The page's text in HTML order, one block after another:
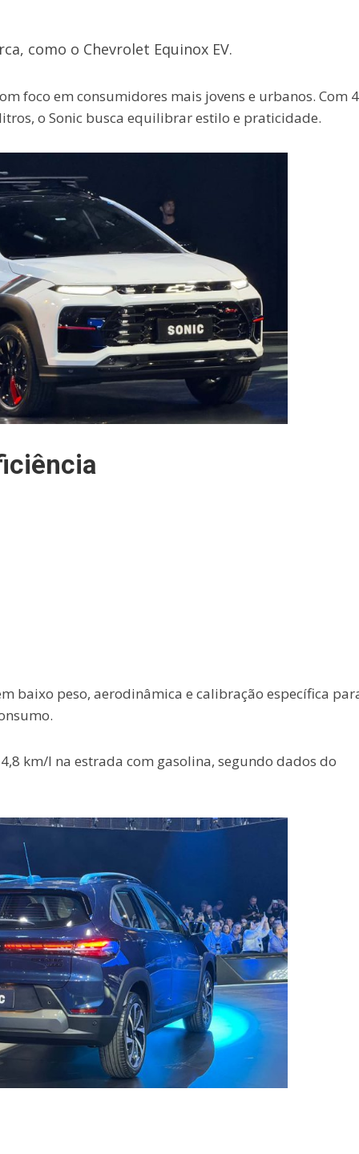
como o Chevrolet Equinox EV.
foco em consumidores mais jovens e urbanos. Com
o Sonic busca equilibrar estilo e praticidade.
baixo peso, aerodinâmica e calibração específica
km/l na estrada com gasolina, segundo dados do